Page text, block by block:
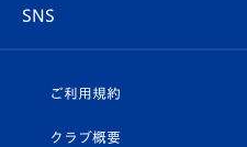
ホームタウン
U-18
SNS
ヴィヴィくんインスタグラム
ご利用規約
クラブ概要